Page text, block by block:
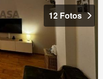
12 Fotos